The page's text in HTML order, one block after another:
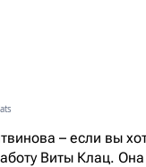
– если вы
Виты Клац.